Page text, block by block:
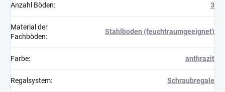
Anzahl Böden: 3
Material der
Fachböden:
Stahlboden (feuchtraumgeeignet)
Farbe: anthrazit
Regalsystem: Schraubregale